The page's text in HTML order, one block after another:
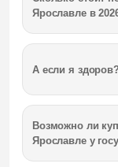
Ярославлев
А если я здоров?
Возможно ли
Ярославлеу